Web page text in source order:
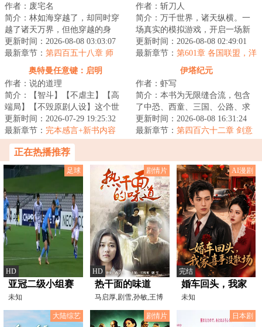
作者：废宅名
简介：林如海穿越了，却同时穿
越了诸天万界，但他穿越的身
份，每一个都是杂鱼。就连同时
穿越的金手指，也...
更新时间：2026-08-08 03:03:07
最新章节： 第四百五十八章 师
父，你没死啊
作者：斩刀人
简介：万千世界，诸天纵横。一
场真实的模拟游戏，开启一场新
的人生。年的世界，当别人都在
下海经商，当二...
更新时间：2026-08-08 02:49:01
最新章节： 第601章 各国联盟，洋
奥特曼任意键：启明
作者：说的道理
简介：【智斗】【不虐主】【高
端局】【不毁原剧人设】这个世
界，防卫队由各种重量级成员构
成:总监城府深...
更新时间：2026-07-29 19:25:32
最新章节： 完本感言+新书内容
+推一本万订骑士文《谁让他当假
面骑士的！》
伊塔纪元
作者：虾写
简介：本书为无限缝合流，包含
了中恐、西童、三国、公路、求
生、丧尸、克苏鲁、星际等元素
副本。战斗系统...
更新时间：2026-08-08 16:31:24
最新章节： 第四百六十二章 剑意
正在热播推荐
足球
HD
亚冠二级小组赛
悉尼VS广岛三箭
20241107
未知
剧情片
HD
热干面的味道
马启厚,剧雪,孙敏,王博
霄,任伟
AI漫剧
完结
婚车回头，我家
喜事没散场
未知
大陆综艺 剧情片 日本剧